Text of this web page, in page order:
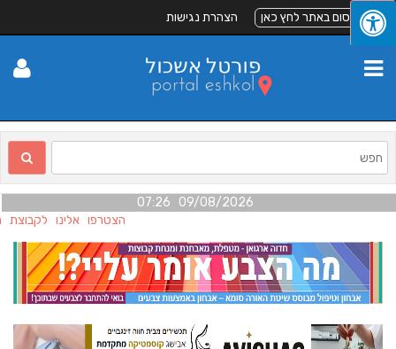
לפרסום באתר לחץ כאן הצהרת נגישות
09/08/2026 07:26
הצטרפו אלינו לקבוצת